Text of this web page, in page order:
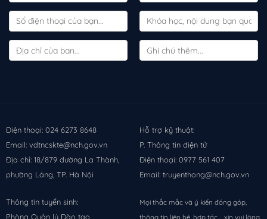
Điện thoại: 024 6273 8648
Email: vdtncskte@nch.gov.vn
Địa chỉ: 18/879 đường La Thành,
phường Láng, TP. Hà Nội
Hỗ trợ kỹ thuật:
P. Thông tin điện tử
Điện thoại: 0977 561 407
Email: truyenthong@nch.gov.vn
Thông tin tuyển sinh:
Phòng Quản lý Đào tạo
Mọi thắc mắc và ý kiến đóng góp,
thông tin liên hệ, hợp tác,... xin vui lòng